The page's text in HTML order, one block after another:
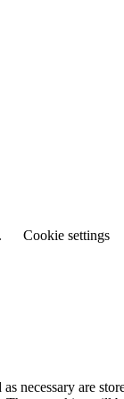
Cookie settings
necessary are